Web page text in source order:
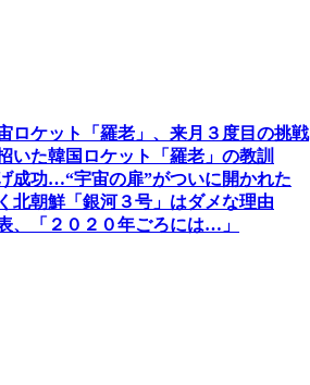
ケット「羅老」、来月３度目の挑戦
いた韓国ロケット「羅老」の教訓
成功…“宇宙の扉”がついに開かれた
北朝鮮「銀河３号」はダメな理由
、「２０２０年ごろには…」